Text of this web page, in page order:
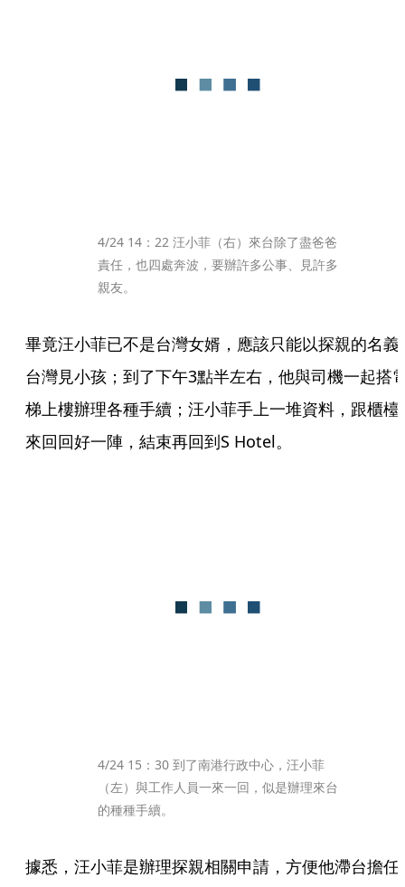
4/24 14：22 汪小菲（右）來台除了盡爸爸
責任，也四處奔波，要辦許多公事、見許多
親友。
畢竟汪小菲已不是台灣女婿，應該只能以探親的名義
台灣見小孩；到了下午3點半左右，他與司機一起搭
梯上樓辦理各種手續；汪小菲手上一堆資料，跟櫃檯
來回回好一陣，結束再回到S Hotel。
4/24 15：30 到了南港行政中心，汪小菲
（左）與工作人員一來一回，似是辦理來台
的種種手續。
據悉，汪小菲是辦理探親相關申請，方便他滯台擔任